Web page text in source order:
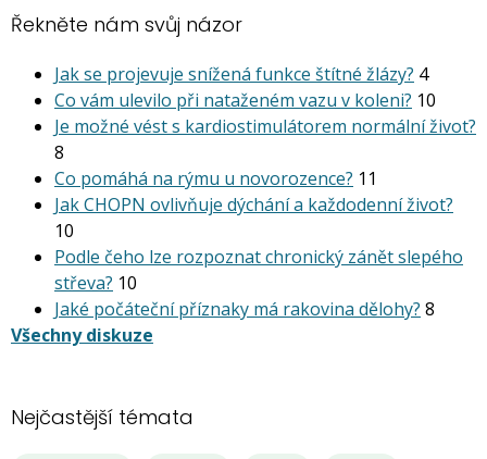
Řekněte nám svůj názor
Jak se projevuje snížená funkce štítné žlázy? 4
Co vám ulevilo při nataženém vazu v koleni? 10
Je možné vést s kardiostimu­látorem normální život?
8
Co pomáhá na rýmu u novorozence? 11
Jak CHOPN ovlivňuje dýchání a každodenní život?
10
Podle čeho lze rozpoznat chronický zánět slepého
střeva? 10
Jaké počáteční příznaky má rakovina dělohy? 8
Všechny diskuze
Nejčastější témata